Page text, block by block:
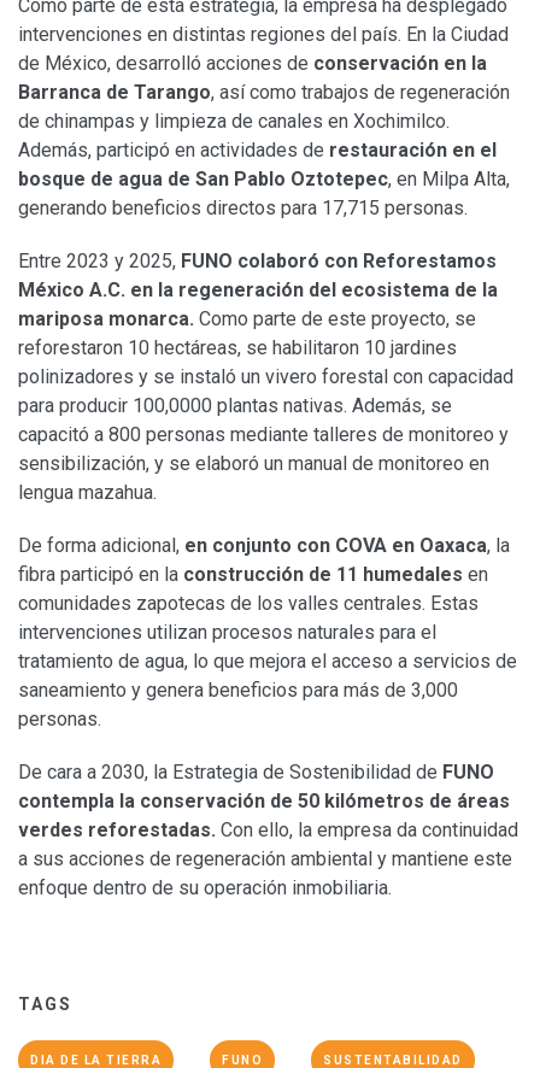
Como parte de esta estrategia, la empresa ha desplegado
intervenciones en distintas regiones del país. En la Ciudad
de México, desarrolló acciones de conservación en la
Barranca de Tarango, así como trabajos de regeneración
de chinampas y limpieza de canales en Xochimilco.
Además, participó en actividades de restauración en el
bosque de agua de San Pablo Oztotepec, en Milpa Alta,
generando beneficios directos para 17,715 personas.
Entre 2023 y 2025, FUNO colaboró con Reforestamos
México A.C. en la regeneración del ecosistema de la
mariposa monarca. Como parte de este proyecto, se
reforestaron 10 hectáreas, se habilitaron 10 jardines
polinizadores y se instaló un vivero forestal con capacidad
para producir 100,0000 plantas nativas. Además, se
capacitó a 800 personas mediante talleres de monitoreo y
sensibilización, y se elaboró un manual de monitoreo en
lengua mazahua.
De forma adicional, en conjunto con COVA en Oaxaca, la
fibra participó en la construcción de 11 humedales en
comunidades zapotecas de los valles centrales. Estas
intervenciones utilizan procesos naturales para el
tratamiento de agua, lo que mejora el acceso a servicios de
saneamiento y genera beneficios para más de 3,000
personas.
De cara a 2030, la Estrategia de Sostenibilidad de FUNO
contempla la conservación de 50 kilómetros de áreas
verdes reforestadas. Con ello, la empresa da continuidad
a sus acciones de regeneración ambiental y mantiene este
enfoque dentro de su operación inmobiliaria.
TAGS
DIA DE LA TIERRA FUNO SUSTENTABILIDAD